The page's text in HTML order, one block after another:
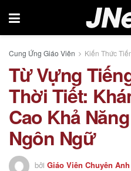
Cung Ứng Giáo Viên Kiến Thức
Từ Vựng
Thời Tiết:
Cao Khả
Ngôn Ngữ
bởi Giáo Viên Chuyên Anh